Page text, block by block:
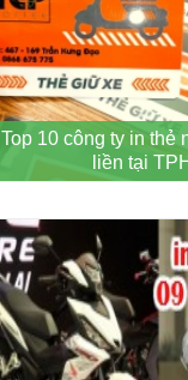
Top 10 công ty in thẻ
liền tại